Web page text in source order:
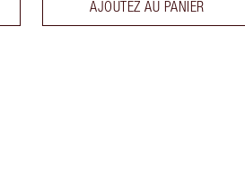
AJOUTEZ AU PANIER